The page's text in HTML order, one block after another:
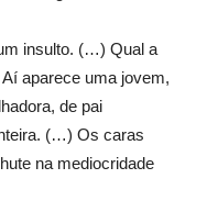
insulto. (…) Qual a
aparece uma jovem,
de pai
(…) Os caras
na mediocridade